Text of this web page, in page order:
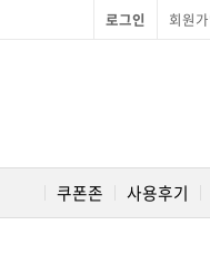
회원
로그인
사용후기
쿠폰존